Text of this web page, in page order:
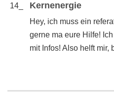
14_ Kernenergie
Hey, ich muss ein
gerne ma eure Hilfe!
mit Infos! Also helft mir,